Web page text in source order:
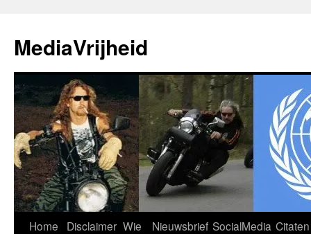
de
inhoud
MediaVrijheid
Home Disclaimer Wie Nieuwsbrief SocialMedia Citaten